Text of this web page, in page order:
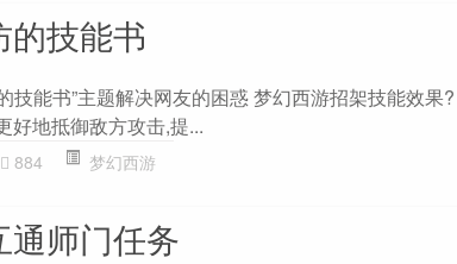
的技能书
技能书”主题解决网友的困惑 梦幻西游招架技能效果
好地抵御敌方攻击,提...
884 梦幻西游
通师门任务